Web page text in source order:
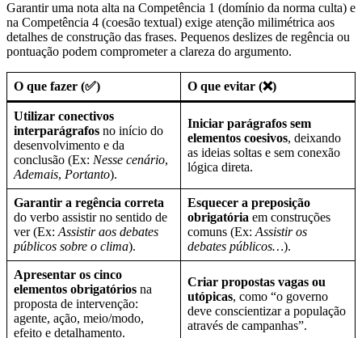
Garantir uma nota alta na Competência 1 (domínio da norma culta) e
na Competência 4 (coesão textual) exige atenção milimétrica aos
detalhes de construção das frases. Pequenos deslizes de regência ou
pontuação podem comprometer a clareza do argumento.
O que fazer (✅) O que evitar (❌)
Utilizar conectivos
interparágrafos no início do
desenvolvimento e da
conclusão (Ex: Nesse cenário,
Ademais, Portanto).
Iniciar parágrafos sem
elementos coesivos, deixando
as ideias soltas e sem conexão
lógica direta.
Garantir a regência correta
do verbo assistir no sentido de
ver (Ex: Assistir aos debates
públicos sobre o clima).
Esquecer a preposição
obrigatória em construções
comuns (Ex: Assistir os
debates públicos…).
Apresentar os cinco
elementos obrigatórios na
proposta de intervenção:
agente, ação, meio/modo,
efeito e detalhamento.
Criar propostas vagas ou
utópicas, como “o governo
deve conscientizar a população
através de campanhas”.